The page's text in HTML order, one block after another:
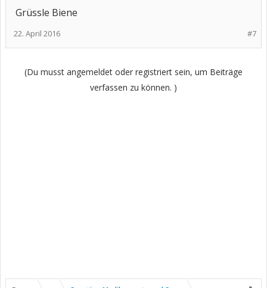
Grüssle Biene
#7
22. April 2016
(Du musst angemeldet oder registriert sein, um Beiträge
verfassen zu können. )